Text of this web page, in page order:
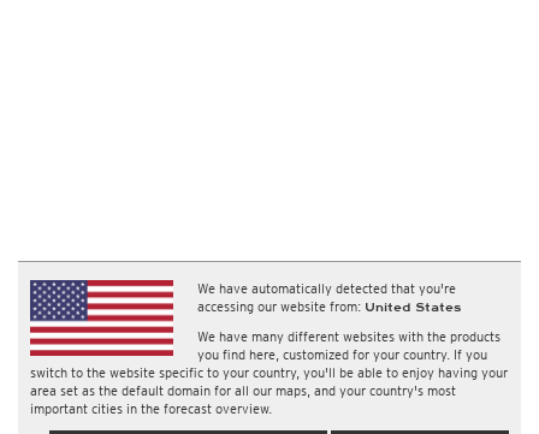
We have automatically detected that you're
accessing our website from: United States
We have many different websites with the products
you find here, customized for your country. If you
switch to the website specific to your country, you'll be able to enjoy having your
area set as the default domain for all our maps, and your country's most
important cities in the forecast overview.